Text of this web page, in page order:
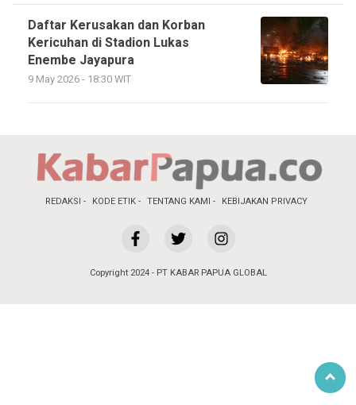
Daftar Kerusakan dan Korban
Kericuhan di Stadion Lukas
Enembe Jayapura
9 May 2026 - 18:30 WIT
REDAKSI KODE ETIK TENTANG KAMI KEBIJAKAN PRIVACY
Copyright 2024 - PT KABAR PAPUA GLOBAL